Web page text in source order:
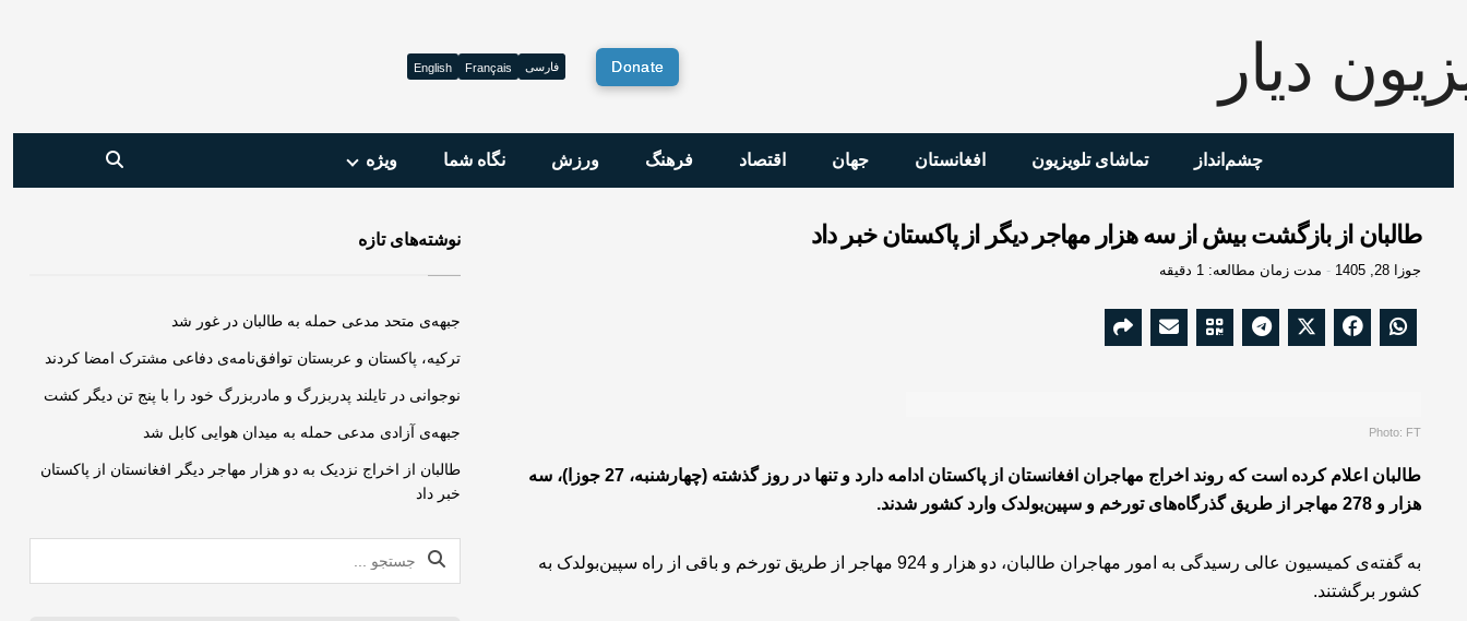
Donate فارسی Français
English
چشم‌انداز تماشای تلویزیون افغانستان جهان اقتصاد فرهنگ ورزش نگاه شما ویژه‌
طالبان از بازگشت بیش از سه هزار مهاجر دیگر از پاکستان خبر داد
جوزا 28, 1405 مدت زمان مطالعه: 1 دقیقه
Photo: FT
طالبان اعلام کرده است که روند اخراج مهاجران افغانستان از پاکستان ادامه دارد و تنها در روز گذشته (چهارشنبه، 27 جوزا)، سه
هزار و 278 مهاجر از طریق گذرگاه‌های تورخم و سپین‌بولدک وارد کشور شدند.
به گفته‌ی کمیسیون عالی رسیدگی به امور مهاجران طالبان، دو هزار و 924 مهاجر از طریق تورخم و باقی از راه سپین‌بولدک به
کشور برگشتند.
نوشته‌های تازه
جبهه‌ی متحد مدعی حمله به طالبان در غور شد
ترکیه، پاکستان و عربستان توافق‌نامه‌ی دفاعی مشترک امضا کردند
نوجوانی در تایلند پدربزرگ و مادربزرگ خود را با پنج تن دیگر کشت
جبهه‌ی آزادی مدعی حمله به میدان هوایی کابل شد
طالبان از اخراج نزدیک به دو هزار مهاجر دیگر افغانستان از پاکستان
خبر داد